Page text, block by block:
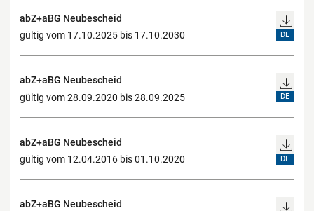
abZ+aBG Neubescheid
gültig vom 17.10.2025 bis 17.10.2030
DE
abZ+aBG Neubescheid
gültig vom 28.09.2020 bis 28.09.2025
DE
abZ+aBG Neubescheid
gültig vom 12.04.2016 bis 01.10.2020
DE
abZ+aBG Neubescheid